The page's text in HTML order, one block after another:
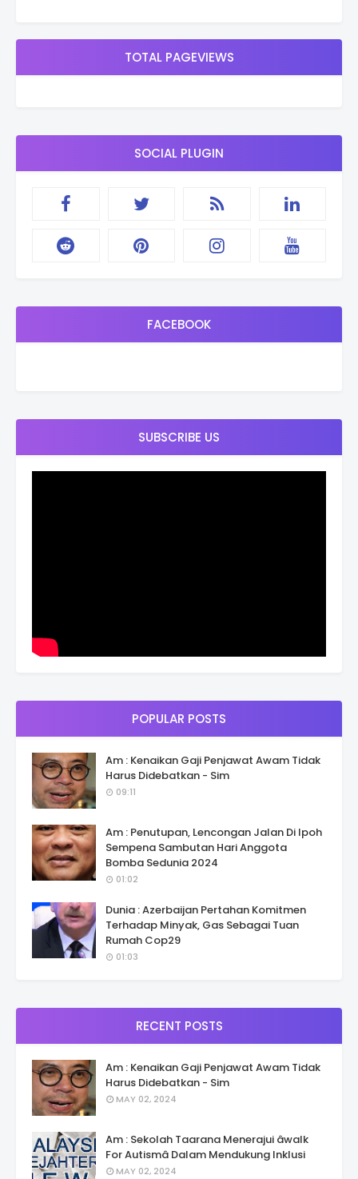
TOTAL PAGEVIEWS
SOCIAL PLUGIN
FACEBOOK
SUBSCRIBE US
POPULAR POSTS
Am : Kenaikan Gaji Penjawat Awam Tidak
Harus Didebatkan - Sim
09:11
Am : Penutupan, Lencongan Jalan Di Ipoh
Sempena Sambutan Hari Anggota
Bomba Sedunia 2024
01:02
Dunia : Azerbaijan Pertahan Komitmen
Terhadap Minyak, Gas Sebagai Tuan
Rumah Cop29
01:03
RECENT POSTS
Am : Kenaikan Gaji Penjawat Awam Tidak
Harus Didebatkan - Sim
MAY 02, 2024
Am : Sekolah Taarana Menerajui âwalk
For Autismâ Dalam Mendukung Inklusi
MAY 02, 2024